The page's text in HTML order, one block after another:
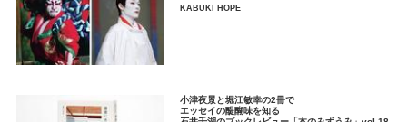
KABUKI HOPE
小津夜景と堀江敏幸の2冊で
エッセイの醍醐味を知る